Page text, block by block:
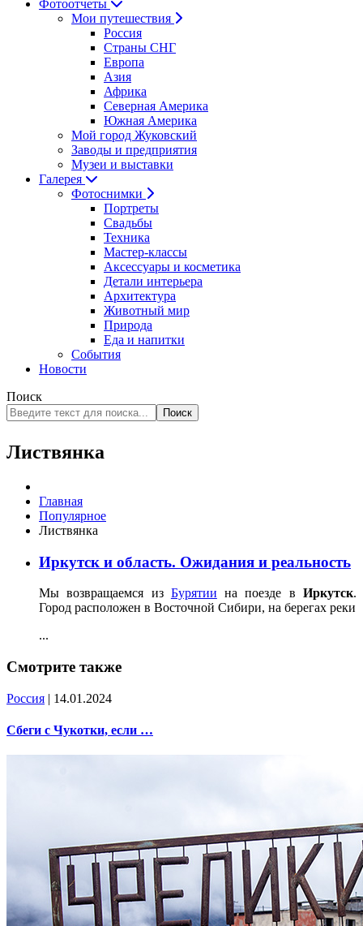
Фотоотчеты
Мои путешествия
Россия
Страны СНГ
Европа
Азия
Африка
Северная Америка
Южная Америка
Мой город Жуковский
Заводы и предприятия
Музеи и выставки
Галерея
Фотоснимки
Портреты
Свадьбы
Техника
Мастер-классы
Аксессуары и косметика
Детали интерьера
Архитектура
Животный мир
Природа
Еда и напитки
События
Новости
Поиск
Поиск
Листвянка
Главная
Популярное
Листвянка
Иркутск и область. Ожидания и реальность
Мы возвращаемся из Бурятии на поезде вИркутск.
Город расположен в Восточной Сибири, на берегах реки
...
Смотрите также
Россия | 14.01.2024
Сбеги с Чукотки, если …